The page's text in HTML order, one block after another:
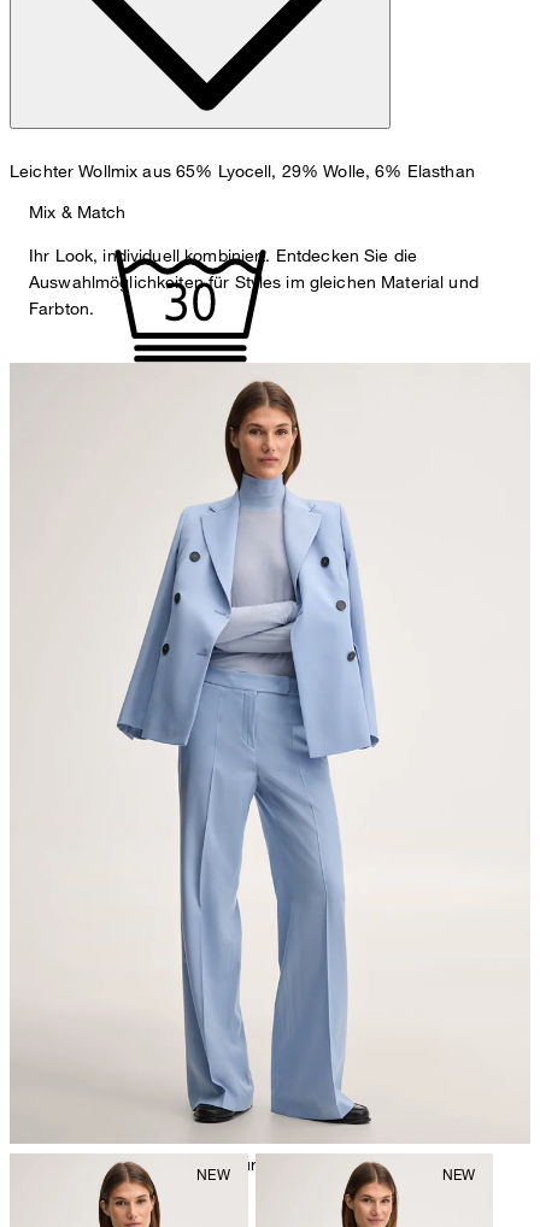
Leichter Wollmix aus 65% Lyocell, 29% Wolle, 6% Elasthan
Maschinenwäsche bei 30°C, sehr schonend
Bügeln bei geringer Temperatur
Mix & Match
Ihr Look, individuell kombiniert. Entdecken Sie die
Auswahlmöglichkeiten für Styles im gleichen Material und
Farbton.